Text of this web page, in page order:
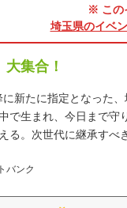
※ この
埼玉県のイベ
集合！
新たに指定となった
で生まれ、今日まで
る。次世代に継承すべ
バンク